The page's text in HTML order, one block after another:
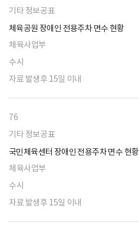
기타 정보공표
체육공원 장애인 전용주차 면수 현황
체육사업부
수시
자료 발생후 15일 이내
76
기타 정보공표
국민체육센터 장애인 전용주차 면수 현황
체육사업부
수시
자료 발생후 15일 이내